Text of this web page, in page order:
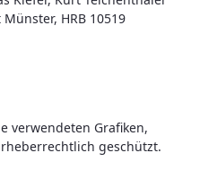
HRB 10519
verwendeten Grafiken,
geschützt.